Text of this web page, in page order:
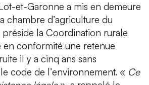
et-Garonne a mis en demeure
chambre d’agriculture du
la Coordination rurale
en conformité une retenue
il y a cinq ans sans
code de l’environnement. « Ce